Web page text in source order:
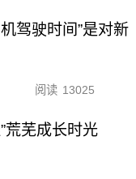
驾驶时间”是对新
阅读 13025
荒芜成长时光